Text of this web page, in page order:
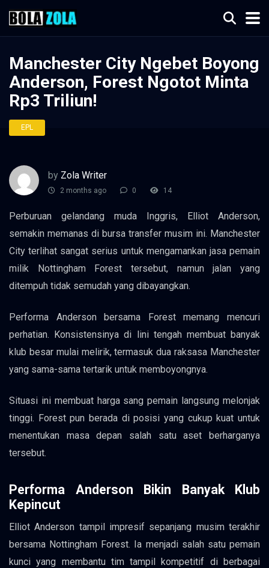
Manchester City Ngebet Boyong
Anderson, Forest Ngotot Minta
Rp3 Triliun!
EPL
by Zola Writer
2 months ago 0 14
Perburuan gelandang muda Inggris, Elliot Anderson,
semakin memanas di bursa transfer musim ini. Manchester
City terlihat sangat serius untuk mengamankan jasa pemain
milik Nottingham Forest tersebut, namun jalan yang
ditempuh tidak semudah yang dibayangkan.
Performa Anderson bersama Forest memang mencuri
perhatian. Konsistensinya di lini tengah membuat banyak
klub besar mulai melirik, termasuk dua raksasa Manchester
yang sama-sama tertarik untuk memboyongnya.
Situasi ini membuat harga sang pemain langsung melonjak
tinggi. Forest pun berada di posisi yang cukup kuat untuk
menentukan masa depan salah satu aset berharganya
tersebut.
Performa Anderson Bikin Banyak Klub
Kepincut
Elliot Anderson tampil impresif sepanjang musim terakhir
bersama Nottingham Forest. Ia menjadi salah satu pemain
kunci yang membantu tim tampil kompetitif di berbagai